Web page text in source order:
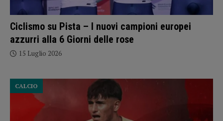
Ciclismo su Pista – I nuovi campioni europei
azzurri alla 6 Giorni delle rose
15 Luglio 2026
CALCIO